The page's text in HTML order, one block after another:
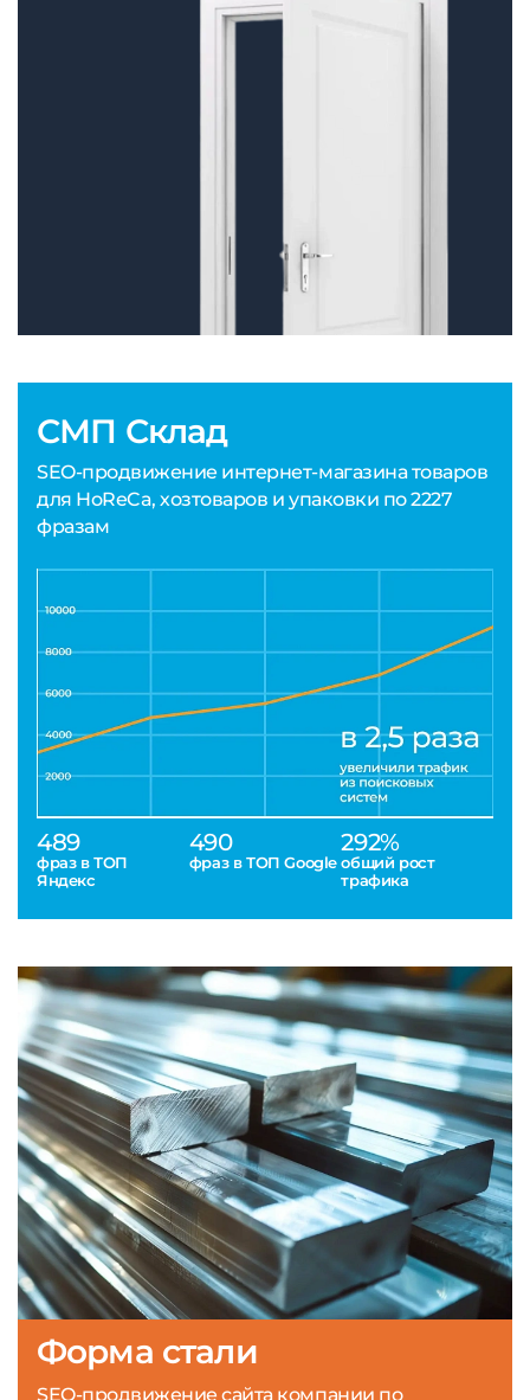
СМП Склад
SEO-продвижение интернет-магазина товаров
для HoReCa, хозтоваров и упаковки по 2227
фразам
489
фраз в ТОП
Яндекс
490
фраз в ТОП Google
292%
общий рост
трафика
Форма стали
SEO-продвижение сайта компании по